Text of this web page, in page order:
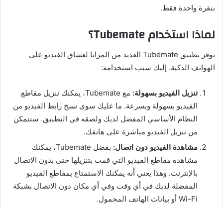
بنقرة واحدة فقط.
لماذا استخدام Tubemate؟
يوفر تطبيق Tubemate العديد من المزايا لعشاق الفيديو على
الهواتف الذكية. إليك سبب استخدامه:
تنزيل الفيديو بسهولة:
مع Tubemate، يمكنك تنزيل مقاطع
الفيديو بسهولة وبسرعة. ما عليك سوى نسخ رابط الفيديو من
النظام الأساسي المفضل لديك ولصقه في التطبيق. ستتمكن
من تنزيل الفيديو مباشرة على هاتفك.
مشاهدة الفيديو دون اتصال:
بفضل Tubemate، يمكنك
مشاهدة مقاطع الفيديو التي قمت بتنزيلها حتى بدون الاتصال
بالإنترنت. وهذا يعني أنه يمكنك الاستمتاع بمقاطع الفيديو
المفضلة لديك في أي وقت وفي أي مكان دون الاتصال بشبكة
Wi-Fi أو بيانات الهاتف المحمول.